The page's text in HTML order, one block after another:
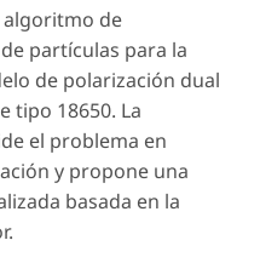
algoritmo de
partículas para la
de polarización dual
tipo 18650. La
el problema en
y propone una
basada en la